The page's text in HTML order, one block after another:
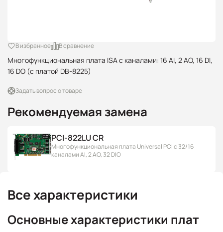
Многофункциональная плата ISA с каналами: 16 AI, 2 AO, 16 DI,
16 DO (с платой DB-8225)
В избранное В сравнение
Задать вопрос о товаре
Рекомендуемая замена
PCI-822LU CR
Многофункциональная плата Universal PCI с 32/16
каналами AI, 2 AO, 32 DIO
Все характеристики
Основные характеристики плат